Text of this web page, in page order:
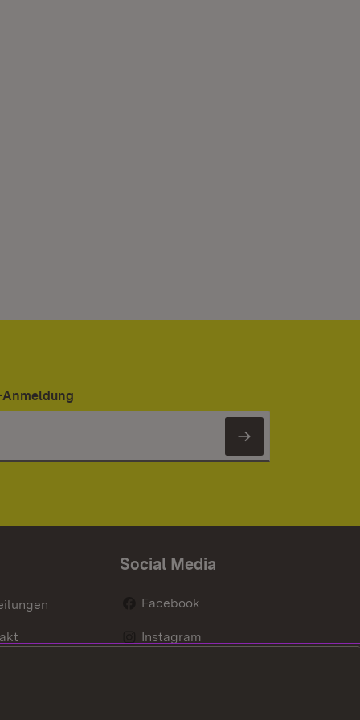
Newsletter
Social Media
Facebook
Instagram